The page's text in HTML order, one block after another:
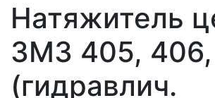
Натяжитель
ЗМЗ 405,
(гидравлич.